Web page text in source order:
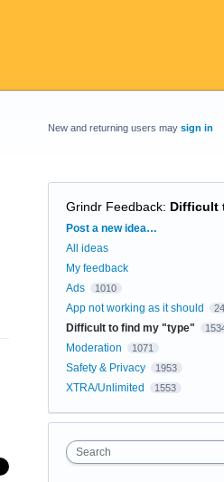
New and returning users may sign in
Grindr Feedback: Difficult
Categories
Post a new idea…
All ideas
My feedback
Ads
1010
App not working as it should
Difficult to find my "type"
Moderation 1071
Safety & Privacy 1953
XTRA/Unlimited 1553
Search